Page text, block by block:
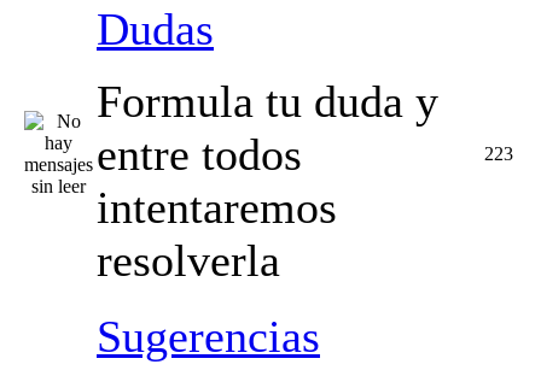
Dudas
Formula tu duda y
entre todos
intentaremos
resolverla
223
Sugerencias